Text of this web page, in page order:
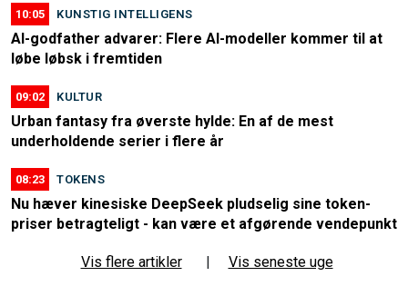
10:05 KUNSTIG INTELLIGENS
AI-godfather advarer: Flere AI-modeller kommer til at
løbe løbsk i fremtiden
09:02 KULTUR
Urban fantasy fra øverste hylde: En af de mest
underholdende serier i flere år
08:23 TOKENS
Nu hæver kinesiske DeepSeek pludselig sine token-
priser betragteligt - kan være et afgørende vendepunkt
Vis flere artikler Vis seneste uge